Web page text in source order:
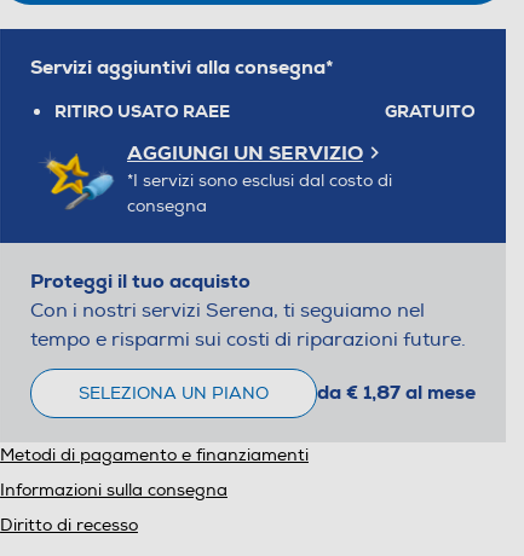
Servizi aggiuntivi alla consegna*
RITIRO USATO RAEE GRATUITO
AGGIUNGI UN SERVIZIO
*I servizi sono esclusi dal costo di
consegna
Proteggi il tuo acquisto
Con i nostri servizi Serena, ti seguiamo nel
tempo e risparmi sui costi di riparazioni future.
SELEZIONA UN PIANO da € 1,87 al mese
Metodi di pagamento e finanziamenti
Informazioni sulla consegna
Diritto di recesso